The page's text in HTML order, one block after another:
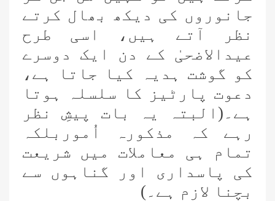
جانوروں کی دیکھ بھال کرتے
نظر آتے ہیں،
اسی طرح
عیدالاضحیٰ کے دن ایک دوسرے
کو گوشت ہدیہ کیا جاتا ہے،
دعوت پارٹیز کا سلسلہ ہوتا
ہے۔(البتہ یہ بات پیشِ نظر
رہے
کہ مذکورہ اُموربلکہ
تمام ہی معاملات میں شریعت
کی پاسداری اور گناہوں سے
بچنا لازم ہے۔)